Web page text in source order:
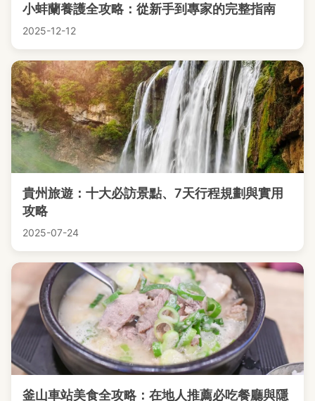
小蚌蘭養護全攻略：從新手到專家的完整指南
2025-12-12
貴州旅遊：十大必訪景點、7天行程規劃與實用
攻略
2025-07-24
釜山車站美食全攻略：在地人推薦必吃餐廳與隱